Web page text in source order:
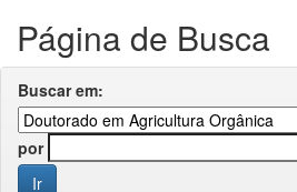
Página de Busca
Buscar em:
por